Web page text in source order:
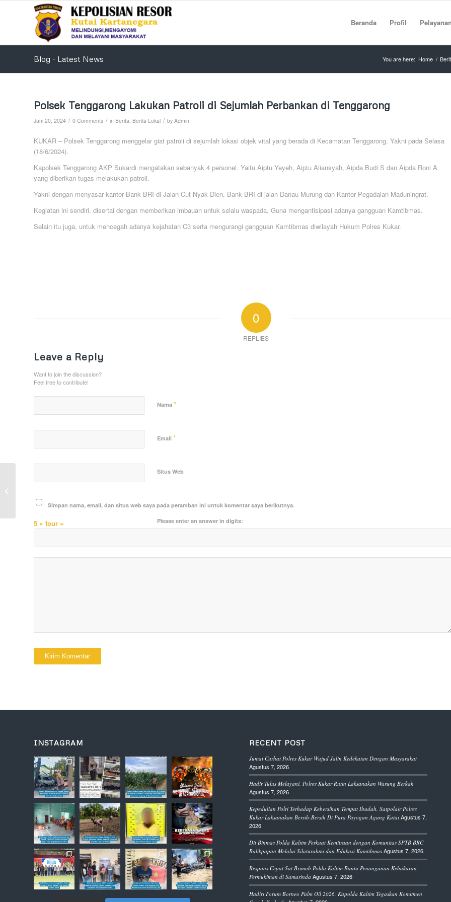
Beranda Profil Pelayanan
Blog - Latest News You are here: Home /
Polsek Tenggarong Lakukan Patroli di Sejumlah Perbankan di Tenggarong
Juni 20, 2024 / 0 Comments / in Berita, Berita Lokal / by Admin
KUKAR – Polsek Tenggarong menggelar giat patroli di sejumlah lokasi objek vital yang berada di Kecamatan Tenggarong. Yakni pada Selasa
(18/6/2024).
Kapolsek Tenggarong AKP Sukardi mengatakan sebanyak 4 personel. Yaitu Aiptu Yeyeh, Aiptu Aliansyah, Aipda Budi S dan Aipda Roni A
yang diberikan tugas melakukan patroli.
Yakni dengan menyasar kantor Bank BRI di Jalan Cut Nyak Dien, Bank BRI di jalan Danau Murung dan Kantor Pegadaian Maduningrat.
Kegiatan ini sendiri, disertai dengan memberikan imbauan untuk selalu waspada. Guna mengantisipasi adanya gangguan Kamtibmas.
Selain itu juga, untuk mencegah adanya kejahatan C3 serta mengurangi gangguan Kamtibmas diwilayah Hukum Polres Kukar.
0
REPLIES
Leave a Reply
Want to join the discussion?
Feel free to contribute!
Nama *
Email *
Situs Web
Simpan nama, email, dan situs web saya pada peramban ini untuk komentar saya berikutnya.
Please enter an answer in digits:
5 × four =
INSTAGRAM RECENT POST
Jumat Curhat Polres Kukar Wujud Jalin Kedekatan Dengan Masyarakat
Agustus 7, 2026
Hadir Tulus Melayani, Polres Kukar Rutin Laksanakan Warung Berkah
Agustus 7, 2026
Kepedulian Polri Terhadap Kebersihan Tempat Ibadah, Satpolair Polres
Kukar Laksanakan Bersih-Bersih Di Pura Payogan Agung Kutai Agustus 7,
2026
Dit Binmas Polda Kaltim Perkuat Kemitraan dengan Komunitas SPTB BRC
Balikpapan Melalui Silaturahmi dan Edukasi Kamtibmas Agustus 7, 2026
Respons Cepat Sat Brimob Polda Kaltim Bantu Penanganan Kebakaran
Permukiman di Samarinda Agustus 7, 2026
Hadiri Forum Borneo Palm Oil 2026, Kapolda Kaltim Tegaskan Komitmen
Bhabinkamtibmas Polsek Anggana
Peningkatan Kapasitas...